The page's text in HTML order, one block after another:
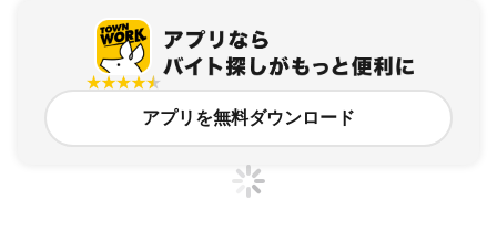
アプリを無料ダウンロード